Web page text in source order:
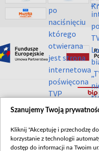
©2026
Szanujemy Twoją
Kliknij "Akceptuję i przechodzę
korzystanie z technologii
dostęp do informacji na Twoim